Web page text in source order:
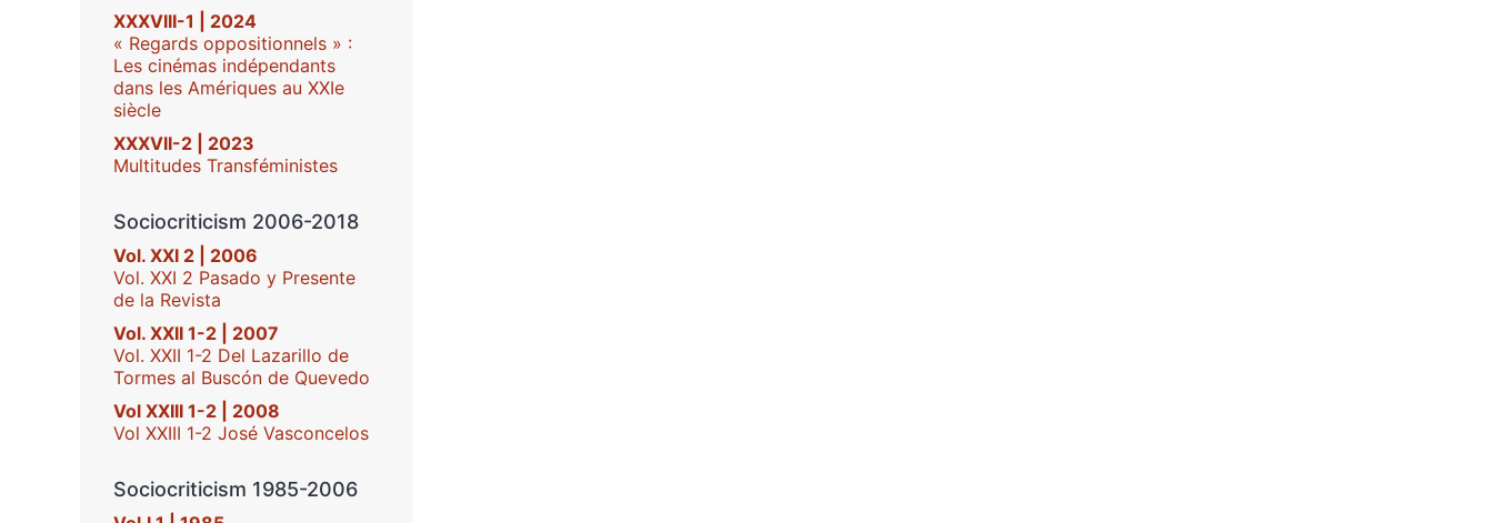
XXXVIII-1 | 2024
« Regards oppositionnels » :
Les cinémas indépendants
dans les Amériques au XXIe
siècle
XXXVII-2 | 2023
Multitudes Transféministes
Sociocriticism 2006-2018
Vol. XXI 2 | 2006
Vol. XXI 2 Pasado y Presente
de la Revista
Vol. XXII 1-2 | 2007
Vol. XXII 1-2 Del Lazarillo de
Tormes al Buscón de Quevedo
Vol XXIII 1-2 | 2008
Vol XXIII 1-2 José Vasconcelos
Sociocriticism 1985-2006